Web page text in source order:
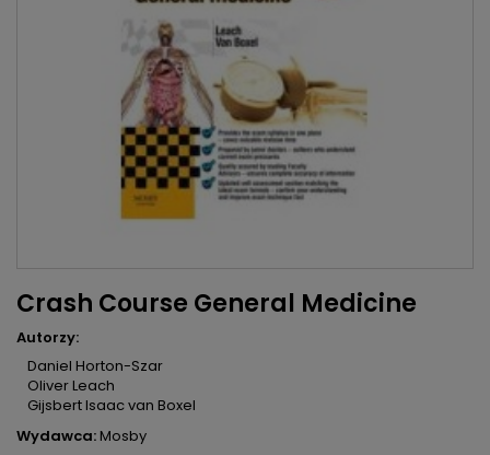
Crash Course General Medicine
Autorzy:
Daniel Horton-Szar
Oliver Leach
Gijsbert Isaac van Boxel
Wydawca:Mosby